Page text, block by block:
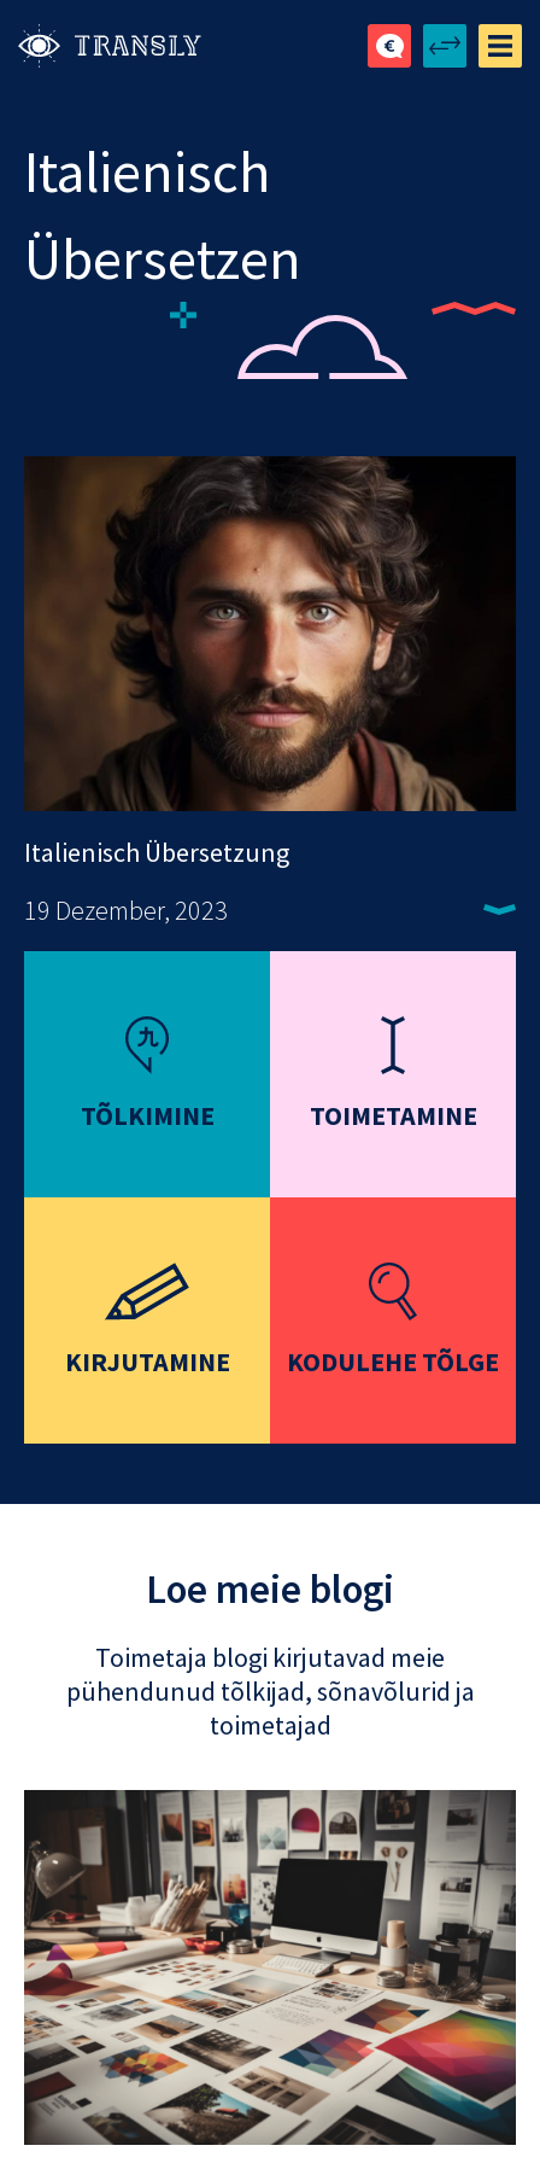
Italienisch
Übersetzen
Italienisch Übersetzung
19 Dezember, 2023
TÕLKIMINE TOIMETAMINE
KIRJUTAMINE KODULEHE TÕLGE
Loe meie blogi
Toimetaja blogi kirjutavad meie
pühendunud tõlkijad, sõnavõlurid ja
toimetajad